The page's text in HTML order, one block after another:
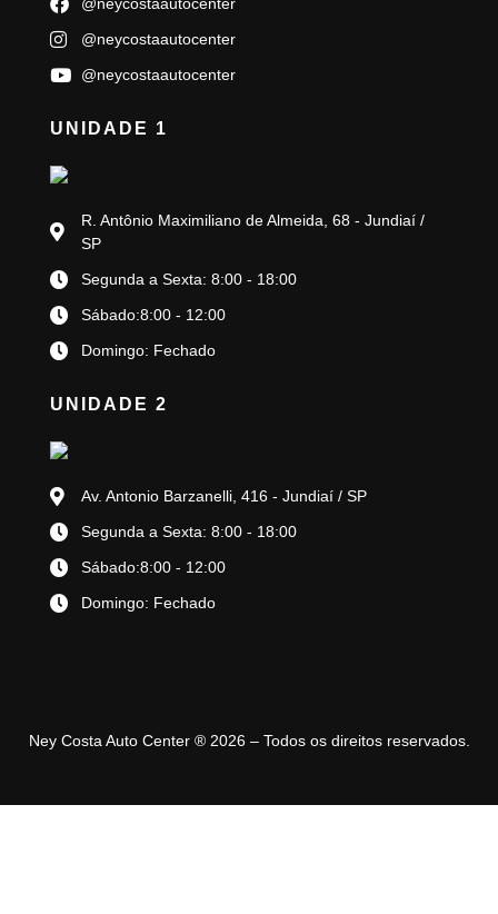
@neycostaautocenter
@neycostaautocenter
UNIDADE 1
R. Antônio Maximiliano de Almeida, 68 - Jundiaí /
SP
Segunda a Sexta: 8:00 - 18:00
Sábado:8:00 - 12:00
Domingo: Fechado
UNIDADE 2
Av. Antonio Barzanelli, 416 - Jundiaí / SP
Segunda a Sexta: 8:00 - 18:00
Sábado:8:00 - 12:00
Domingo: Fechado
Ney Costa Auto Center ® 2026 – Todos os direitos reservados.